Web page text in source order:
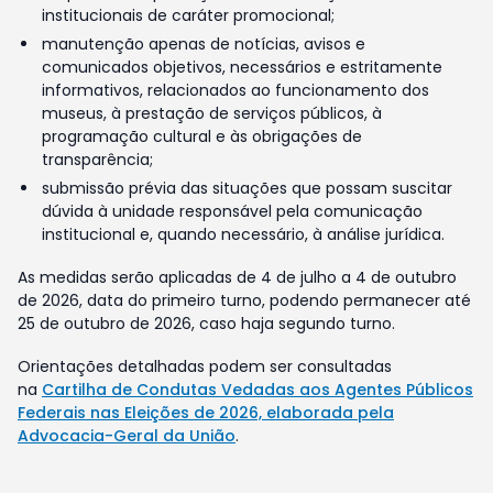
institucionais de caráter promocional;
manutenção apenas de notícias, avisos e
comunicados objetivos, necessários e estritamente
informativos, relacionados ao funcionamento dos
museus, à prestação de serviços públicos, à
programação cultural e às obrigações de
transparência;
submissão prévia das situações que possam suscitar
dúvida à unidade responsável pela comunicação
institucional e, quando necessário, à análise jurídica.
As medidas serão aplicadas de 4 de julho a 4 de outubro
de 2026, data do primeiro turno, podendo permanecer até
25 de outubro de 2026, caso haja segundo turno.
Orientações detalhadas podem ser consultadas
na Cartilha de Condutas Vedadas aos Agentes Públicos
Federais nas Eleições de 2026, elaborada pela
Advocacia-Geral da União.